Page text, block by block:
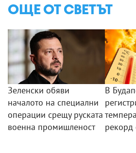
ОЩЕ ОТ СВЕТЪТ
Зеленски обяви
началото на специални
операции срещу руската
военна промишленост
В
рекорд